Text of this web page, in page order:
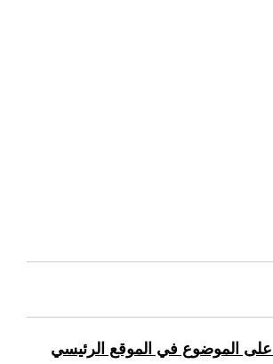
على الموضوع في الموقع الرئيسي